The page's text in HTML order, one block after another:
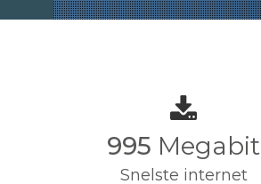
1,000Megabit
Snelste internet